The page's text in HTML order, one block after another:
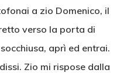
a zio Domenico, il
verso la porta di
aprì ed entrai.
Zio mi rispose dalla